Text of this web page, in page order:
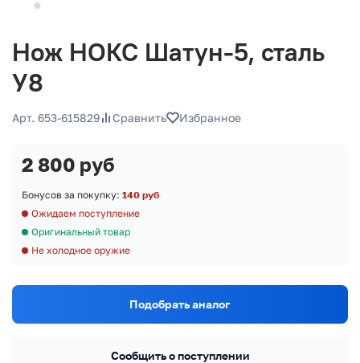
Нож НОКС Шатун-5, сталь
У8
Арт. 653-615829 Сравнить Избранное
2 800 руб
Бонусов за покупку: 140 руб
Ожидаем поступление
Оригинальный товар
Не холодное оружие
Подобрать аналог
Сообщить о поступлении